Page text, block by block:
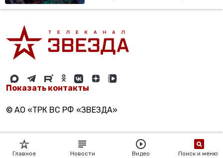
Показать контакты
© АО «ТРК ВС РФ «ЗВЕЗДА»
Главное Новости Видео Поиск и меню